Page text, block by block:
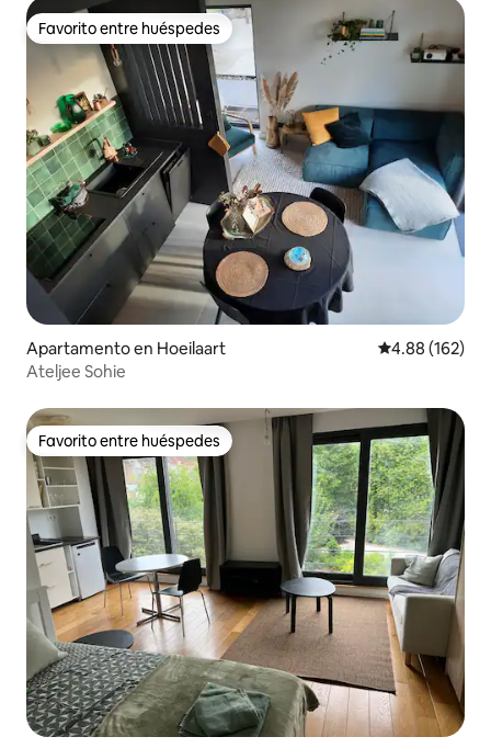
Favorito entre huéspedes
Favorito entre huéspedes
Apartamento en Hoeilaart Calificación
4.88 (162)
Ateljee Sohie
Favorito entre huéspedes
Favorito entre huéspedes